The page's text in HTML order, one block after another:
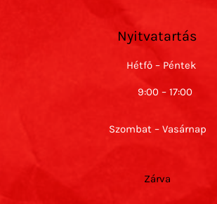
Nyitvatartás
Hétfő – Péntek
9:00 – 17:00
Szombat – Vasárnap
Zárva